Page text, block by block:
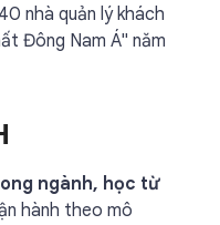
nhà quản lý khách
Đông Nam Á" năm
ngành, học từ
hành theo mô